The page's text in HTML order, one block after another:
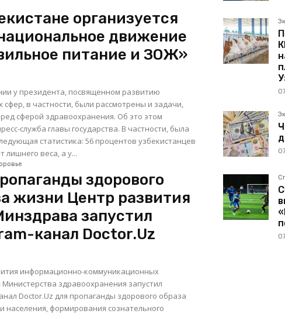
организуется
движение
питание и ЗОЖ»
у президента, посвященном развитию
сфер, в частности, были рассмотрены и задачи,
сферой здравоохранения. Об это этом
главы государства. В частности, была
статистика: 56 процентов узбекистанцев
лишнего веса, а у...
здорового
жизни Центр развития
запустил
канал Doctor.Uz
информационно-коммуникационных
Министерства здравоохранения запустил
Doctor.Uz для пропаганды здорового образа
населения, формирования сознательного